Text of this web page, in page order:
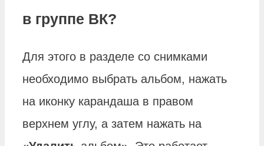
в группе ВК?
Для этого в разделе со снимками
необходимо выбрать альбом, нажать
на иконку карандаша в правом
верхнем углу, а затем нажать на